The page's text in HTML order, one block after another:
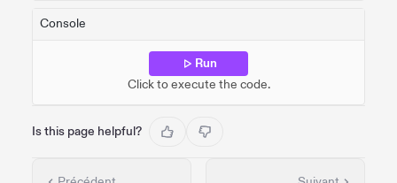
Console
Run
Click to execute the code.
Is this page helpful?